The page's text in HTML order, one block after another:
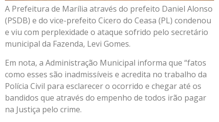
A Prefeitura de Marília através do prefeito Daniel Alonso
(PSDB) e do vice-prefeito Cicero do Ceasa (PL) condenou
e viu com perplexidade o ataque sofrido pelo secretário
municipal da Fazenda, Levi Gomes.
Em nota, a Administração Municipal informa que “fatos
como esses são inadmissíveis e acredita no trabalho da
Polícia Civil para esclarecer o ocorrido e chegar até os
bandidos que através do empenho de todos irão pagar
na Justiça pelo crime.